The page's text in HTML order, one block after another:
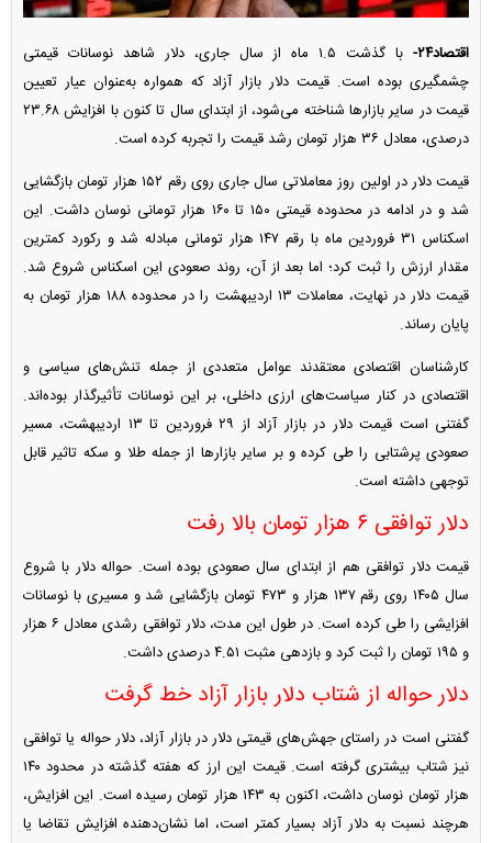
اقتصاد۲۴-
با گذشت ۱.۵ ماه از سال جاری، دلار شاهد نوسانات قیمتی
چشمگیری بوده است. قیمت دلار بازار آزاد که همواره به‌عنوان عیار تعیین
قیمت در سایر بازار‌ها شناخته می‌شود، از ابتدای سال تا کنون با افزایش ۲۳.۶۸
درصدی، معادل ۳۶ هزار تومان رشد قیمت را تجربه کرده است.
قیمت دلار در اولین روز معاملاتی سال جاری روی رقم ۱۵۲ هزار تومان بازگشایی
شد و در ادامه در محدوده قیمتی ۱۵۰ تا ۱۶۰ هزار تومانی نوسان داشت. این
اسکناس ۳۱ فروردین ماه با رقم ۱۴۷ هزار تومانی مبادله شد و رکورد کمترین
مقدار ارزش را ثبت کرد؛ اما بعد از آن، روند صعودی این اسکناس شروع شد.
قیمت دلار در نهایت، معاملات ۱۳ اردیبهشت را در محدوده ۱۸۸ هزار تومان به
پایان رساند.
کارشناسان اقتصادی معتقدند عوامل متعددی از جمله تنش‌های سیاسی و
اقتصادی در کنار سیاست‌های ارزی داخلی، بر این نوسانات تأثیرگذار بوده‌اند.
گفتنی است قیمت دلار در بازار آزاد از ۲۹ فروردین تا ۱۳ اردیبهشت، مسیر
صعودی پرشتابی را طی کرده و بر سایر بازار‌ها از جمله طلا و سکه تاثیر قابل
توجهی داشته است.
دلار توافقی ۶ هزار تومان بالا رفت
قیمت دلار توافقی هم از ابتدای سال صعودی بوده است. حواله دلار با شروع
سال ۱۴۰۵ روی رقم ۱۳۷ هزار و ۴۷۳ تومان بازگشایی شد و مسیری با نوسانات
افزایشی را طی کرده است. در طول این مدت، دلار توافقی رشدی معادل ۶ هزار
و ۱۹۵ تومان را ثبت کرد و بازدهی مثبت ۴.۵۱ درصدی داشت.
دلار حواله از شتاب دلار بازار آزاد خط گرفت
گفتنی است در راستای جهش‌های قیمتی دلار در بازار آزاد، دلار حواله یا توافقی
نیز شتاب بیشتری گرفته است. قیمت این ارز که هفته گذشته در محدود ۱۴۰
هزار تومان نوسان داشت، اکنون به ۱۴۳ هزار تومان رسیده است. این افزایش،
هرچند نسبت به دلار آزاد بسیار کمتر است، اما نشان‌دهنده افزایش تقاضا یا